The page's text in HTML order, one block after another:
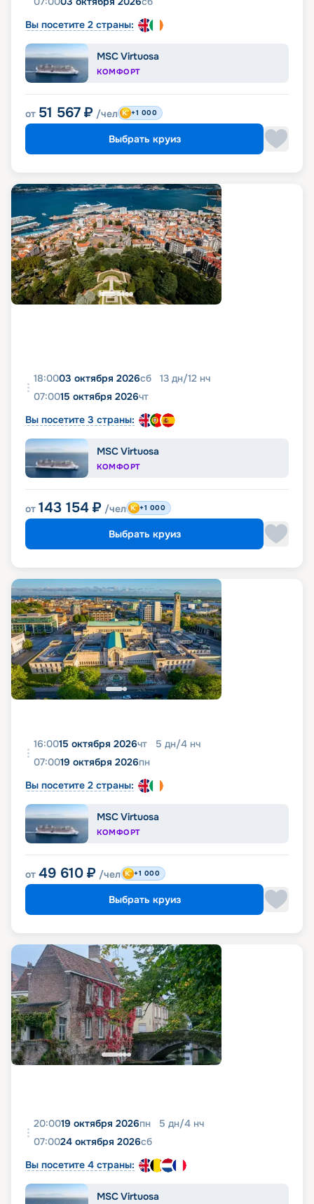
Вы посетите 2 страны:
MSC Virtuosa
КОМФОРТ
от 51 567 ₽ /чел +1 000
Выбрать круиз
18:0003 октября 2026сб 13 дн/12 нч
07:0015 октября 2026чт
Вы посетите 3 страны:
MSC Virtuosa
КОМФОРТ
от 143 154 ₽ /чел +1 000
Выбрать круиз
16:0015 октября 2026чт 5 дн/4 нч
07:0019 октября 2026пн
Вы посетите 2 страны:
MSC Virtuosa
КОМФОРТ
от 49 610 ₽ /чел +1 000
Выбрать круиз
20:0019 октября 2026пн 5 дн/4 нч
07:0024 октября 2026сб
Вы посетите 4 страны:
MSC Virtuosa